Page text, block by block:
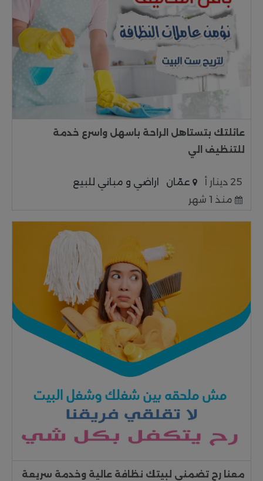
عائلتك بتستاهل الراحة باسهل واسرع خدمة
للتنظيف الي
25 دينار أ عمّان
اراضي و مباني للبيع
منذ 1 شهر
معنا رح تضمني لبيتك نظافة عالية وخدمة سريعة